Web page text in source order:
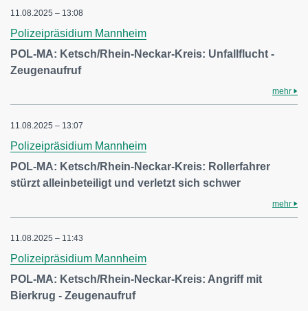
11.08.2025 – 13:08
Polizeipräsidium Mannheim
POL-MA: Ketsch/Rhein-Neckar-Kreis: Unfallflucht -
Zeugenaufruf
mehr
11.08.2025 – 13:07
Polizeipräsidium Mannheim
POL-MA: Ketsch/Rhein-Neckar-Kreis: Rollerfahrer
stürzt alleinbeteiligt und verletzt sich schwer
mehr
11.08.2025 – 11:43
Polizeipräsidium Mannheim
POL-MA: Ketsch/Rhein-Neckar-Kreis: Angriff mit
Bierkrug - Zeugenaufruf